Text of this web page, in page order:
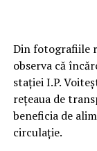
Din fotografiile
observa că
stației I.P.
rețeaua de
beneficia de
circulație.